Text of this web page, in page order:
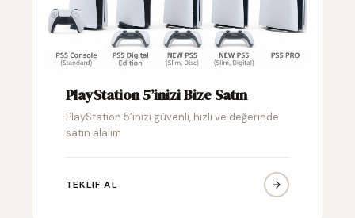
PlayStation 5’inizi Bize Satın
PlayStation 5’inizi güvenli, hızlı ve değerinde
satın alalım
TEKLIF AL